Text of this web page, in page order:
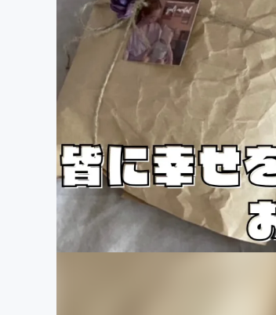
映像・映画
ビジネス・起業
まちづくり・地域活性化